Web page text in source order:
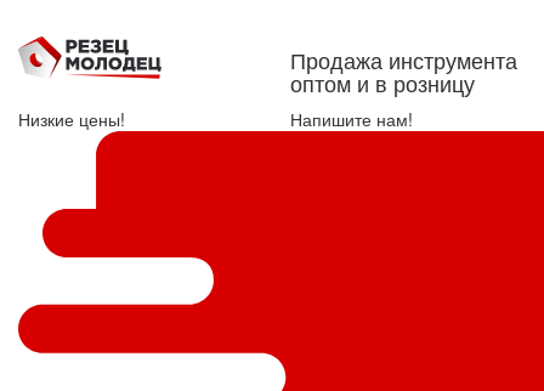
Продажа инструмента
оптом и в розницу
Низкие цены! Напишите нам!